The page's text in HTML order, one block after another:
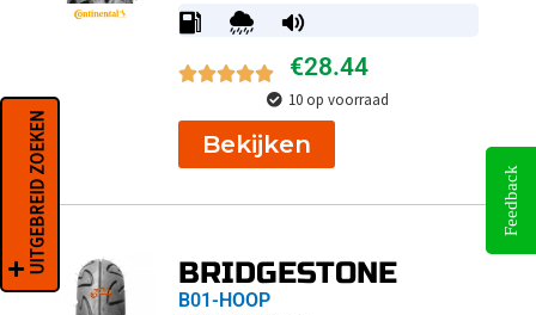
€28.44
10 op voorraad
Bekijken
BRIDGESTONE
B01-HOOP
UITGEBREID ZOEKEN Feedback